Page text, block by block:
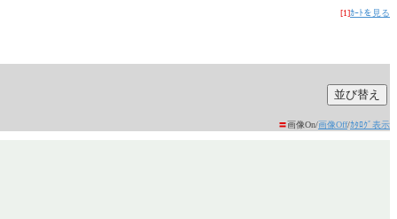
[1]ｶｰﾄを見る
〓画像On/画像Off/ｶﾀﾛｸﾞ表示